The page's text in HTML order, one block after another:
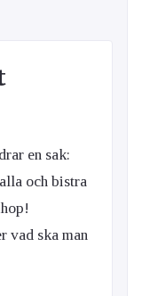
en sak:
och bistra
vad ska man